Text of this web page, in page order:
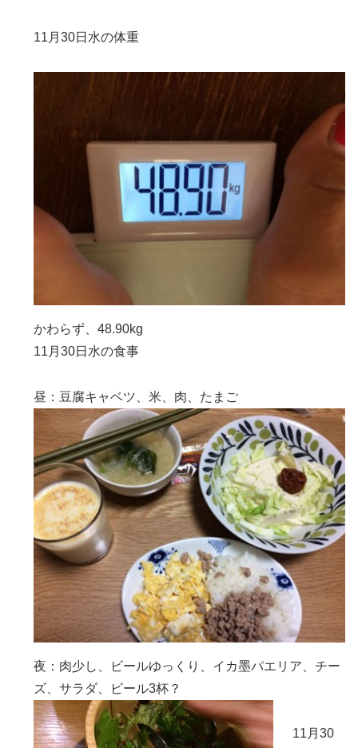
11月30日水の体重
かわらず、48.90kg
11月30日水の食事
昼：豆腐キャベツ、米、肉、たまご
夜：肉少し、ビールゆっくり、イカ墨パエリア、チー
ズ、サラダ、ビール3杯？
11月30